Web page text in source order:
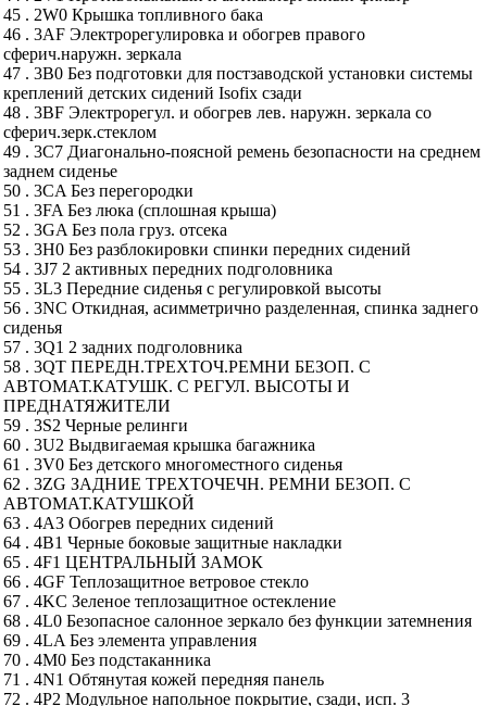
45 . 2W0 Крышка топливного бака
46 . 3AF Электрорегулировка и обогрев правого
сферич.наружн. зеркала
47 . 3B0 Без подготовки для постзаводской установки системы
креплений детских сидений Isofix сзади
48 . 3BF Электрорегул. и обогрев лев. наружн. зеркала со
сферич.зерк.стеклом
49 . 3C7 Диагонально-поясной ремень безопасности на среднем
заднем сиденье
50 . 3CA Без перегородки
51 . 3FA Без люка (сплошная крыша)
52 . 3GA Без пола груз. отсека
53 . 3H0 Без разблокировки спинки передних сидений
54 . 3J7 2 активных передних подголовника
55 . 3L3 Передние сиденья с регулировкой высоты
56 . 3NC Откидная, асимметрично разделенная, спинка заднего
сиденья
57 . 3Q1 2 задних подголовника
58 . 3QT ПЕРЕДН.ТРЕХТОЧ.РЕМНИ БЕЗОП. С
АВТОМАТ.КАТУШК. С РЕГУЛ. ВЫСОТЫ И
ПРЕДНАТЯЖИТЕЛИ
59 . 3S2 Черные релинги
60 . 3U2 Выдвигаемая крышка багажника
61 . 3V0 Без детского многоместного сиденья
62 . 3ZG ЗАДНИЕ ТРЕХТОЧЕЧН. РЕМНИ БЕЗОП. С
АВТОМАТ.КАТУШКОЙ
63 . 4A3 Обогрев передних сидений
64 . 4B1 Черные боковые защитные накладки
65 . 4F1 ЦЕНТРАЛЬНЫЙ ЗАМОК
66 . 4GF Теплозащитное ветровое стекло
67 . 4KC Зеленое теплозащитное остекление
68 . 4L0 Безопасное салонное зеркало без функции затемнения
69 . 4LA Без элемента управления
70 . 4M0 Без подстаканника
71 . 4N1 Обтянутая кожей передняя панель
72 . 4P2 Модульное напольное покрытие, сзади, исп. 3